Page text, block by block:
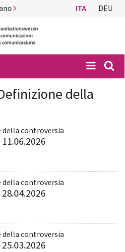
ITA DEU
Menü
della
controversia
controversia
controversia